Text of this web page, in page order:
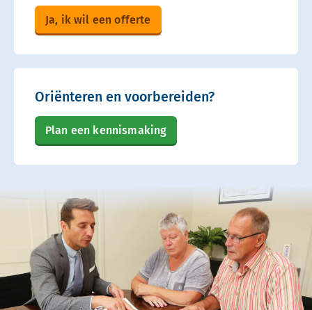
Ja, ik wil een offerte
Oriënteren en voorbereiden?
Plan een kennismaking